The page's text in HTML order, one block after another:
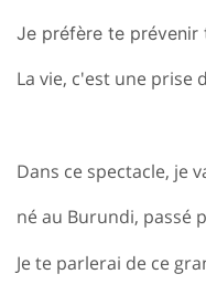
Je préfère te prévenir
La vie, c'est une prise
Dans ce spectacle, je
né au Burundi, passé
Je te parlerai de ce